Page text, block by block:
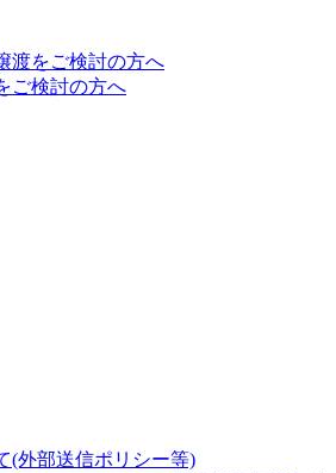
渡をご検討の方へ
ご検討の方へ
(外部送信ポリシー等)